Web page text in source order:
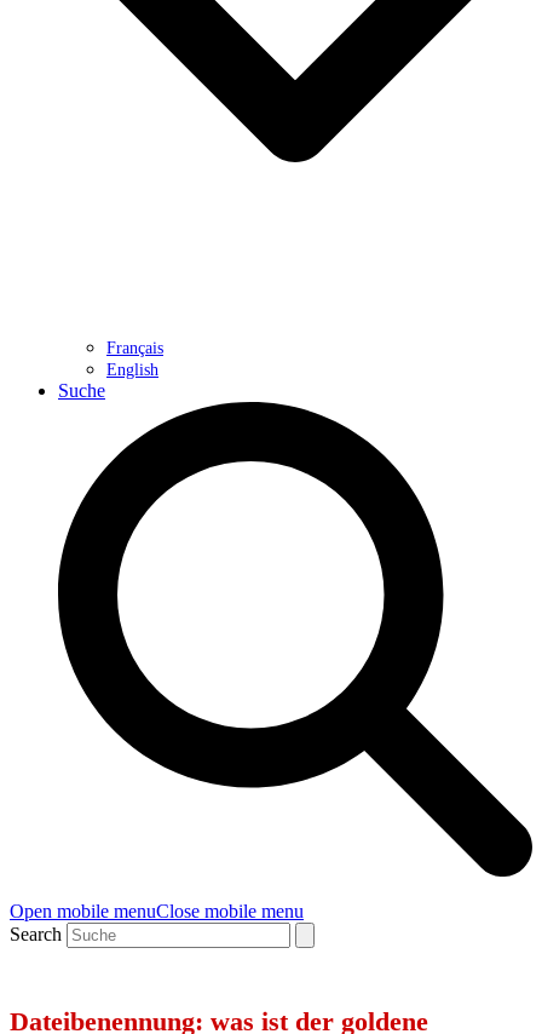
Français
English
Suche
Open mobile menuClose mobile menu
Search
Dateibenennung: was ist der goldene